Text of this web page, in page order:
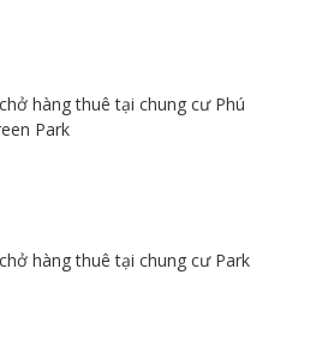
hàng thuê tại chung cư Phú
Park
hàng thuê tại chung cư Park